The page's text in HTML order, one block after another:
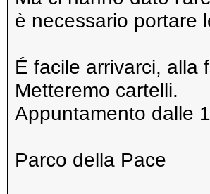
è necessario portare
É facile arrivarci, alla
Metteremo cartelli.
Appuntamento dalle
Parco della Pace